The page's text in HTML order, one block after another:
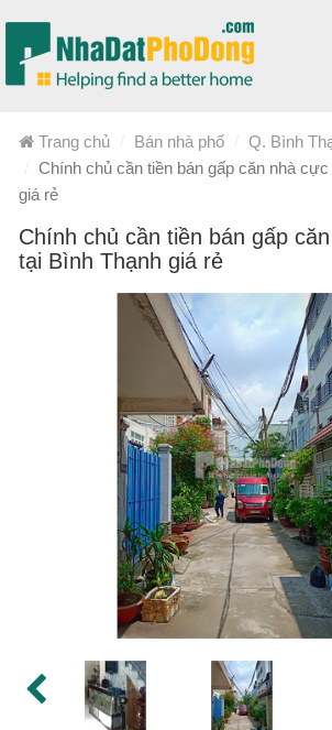
Trang chủ Bán nhà phố
Q. Bình
Chính chủ cần tiền bán gấp căn nhà
giá rẻ
Chính chủ cần tiền bán gấp
tại Bình Thạnh giá rẻ